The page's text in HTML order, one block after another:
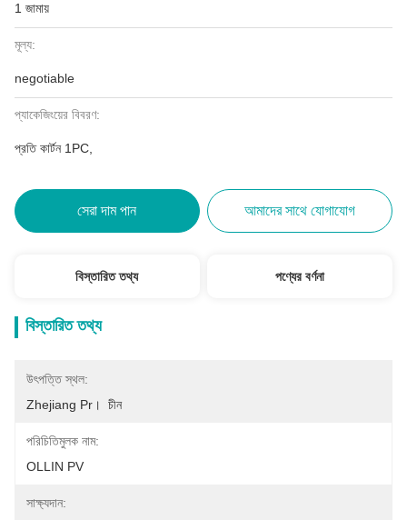
1 জামায়
মূল্য:
negotiable
প্যাকেজিংয়ের বিবরণ:
প্রতি কার্টন 1PC,
সেরা দাম পান আমাদের সাথে যোগাযোগ
বিস্তারিত তথ্য পণ্যের বর্ণনা
বিস্তারিত তথ্য
উৎপত্তি স্থল:
Zhejiang Pr।  চীন
পরিচিতিমুলক নাম:
OLLIN PV
সাক্ষ্যদান: